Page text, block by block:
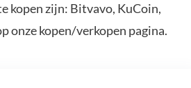
kopen zijn: Bitvavo, KuCoin,
onze kopen/verkopen pagina.